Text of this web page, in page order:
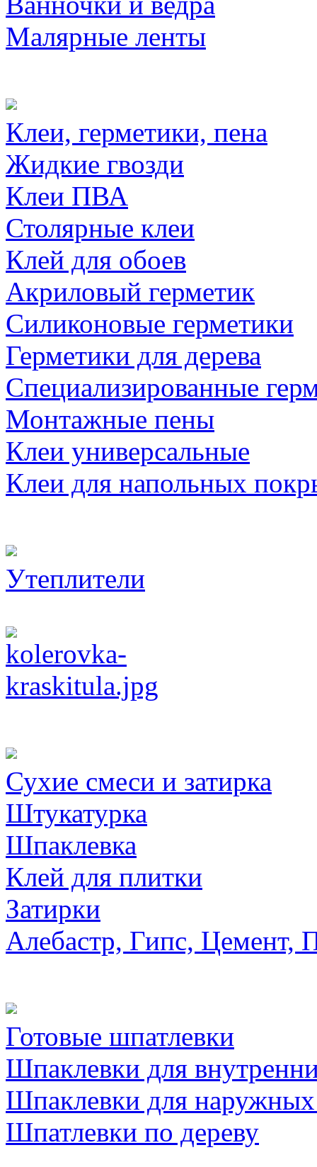
Малярные ленты
Клеи, герметики, пена
Жидкие гвозди
Клеи ПВА
Столярные клеи
Клей для обоев
Акриловый герметик
Силиконовые герметики
Герметики для дерева
Специализированные
Монтажные пены
Клеи универсальные
Клеи для напольных
Утеплители
Сухие смеси и затирка
Штукатурка
Шпаклевка
Клей для плитки
Затирки
Алебастр, Гипс, Цемент,
Готовые шпатлевки
Шпаклевки для
Шпаклевки для наружных
Шпатлевки по дереву